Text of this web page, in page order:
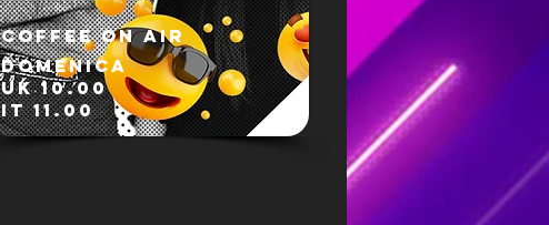
COFFEE ON AIR
DOMENICA
UK 10.00
IT 11.00